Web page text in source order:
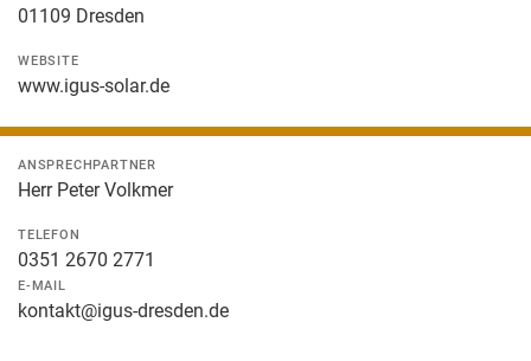
01109 Dresden
WEBSITE
www.igus-solar.de
ANSPRECHPARTNER
Herr Peter Volkmer
TELEFON
0351 2670 2771
E-MAIL
kontakt@igus-dresden.de